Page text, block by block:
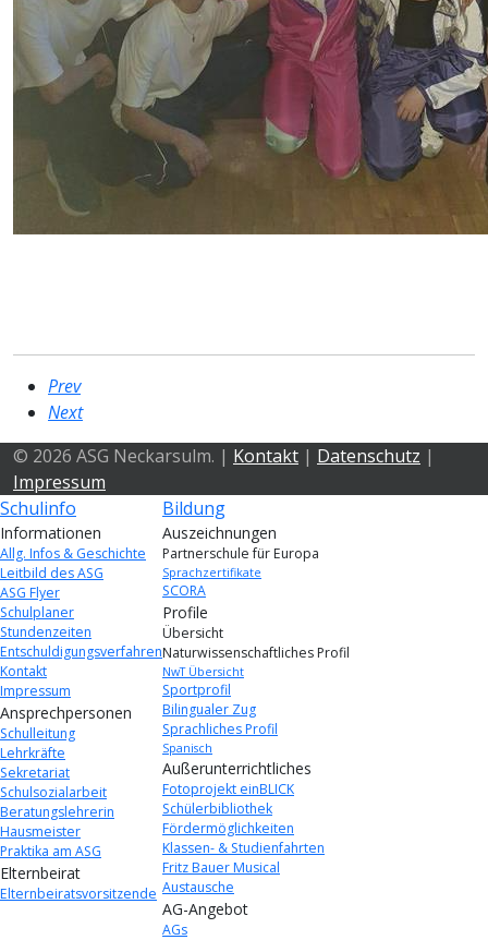
Prev
Next
© 2026 ASG Neckarsulm. | Kontakt | Datenschutz |
Impressum
Schulinfo
Informationen
Allg. Infos & Geschichte
Leitbild des ASG
ASG Flyer
Schulplaner
Stundenzeiten
Entschuldigungsverfahren
Kontakt
Impressum
Ansprechpersonen
Schulleitung
Lehrkräfte
Sekretariat
Schulsozialarbeit
Beratungslehrerin
Hausmeister
Praktika am ASG
Elternbeirat
Elternbeiratsvorsitzende
Bildung
Auszeichnungen
Partnerschule für Europa
Sprachzertifikate
SCORA
Profile
Übersicht
Naturwissenschaftliches Profil
NwT Übersicht
Sportprofil
Bilingualer Zug
Sprachliches Profil
Spanisch
Außerunterrichtliches
Fotoprojekt einBLICK
Schülerbibliothek
Fördermöglichkeiten
Klassen- & Studienfahrten
Fritz Bauer Musical
Austausche
AG-Angebot
AGs